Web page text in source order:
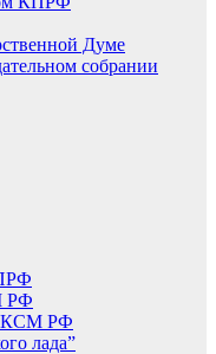
Думе
собрании
РФ
ЛКСМ РФ
лада”